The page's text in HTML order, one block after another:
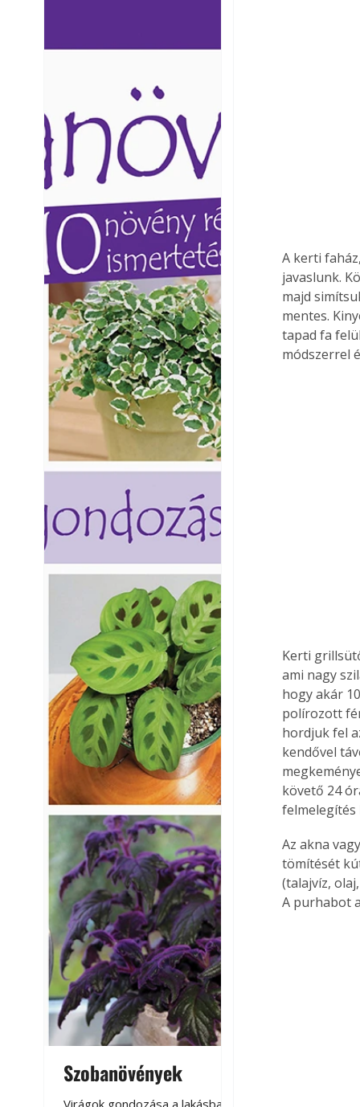
Szobanövények
A kerti
javaslunk.
majd
mentes.
tapad fa
módszerrel
Kerti
ami nagy
hogy akár
polírozott
hordjuk fel
kendővel
követő 24
felmelegítés
Az akna
tömítését
(talajvíz,
A purhabot